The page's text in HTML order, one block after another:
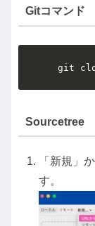
Gitコマンド
git
Sourcetree
「新規」
す。